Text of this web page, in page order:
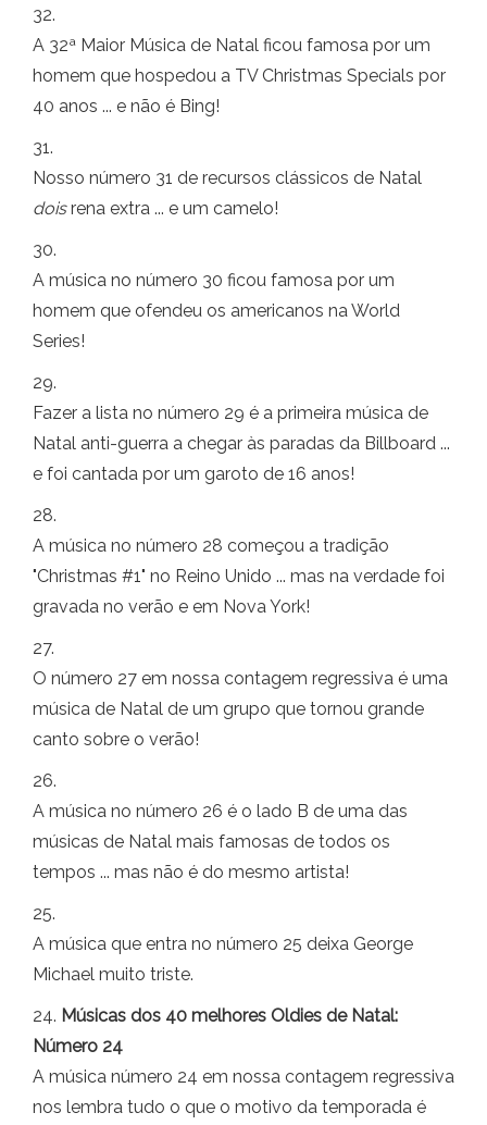
32.
A 32ª Maior Música de Natal ficou famosa por um
homem que hospedou a TV Christmas Specials por
40 anos ... e não é Bing!
31.
Nosso número 31 de recursos clássicos de Natal
doisrena extra ... e um camelo!
30.
A música no número 30 ficou famosa por um
homem que ofendeu os americanos na World
Series!
29.
Fazer a lista no número 29 é a primeira música de
Natal anti-guerra a chegar às paradas da Billboard ...
e foi cantada por um garoto de 16 anos!
28.
A música no número 28 começou a tradição
"Christmas #1" no Reino Unido ... mas na verdade foi
gravada no verão e em Nova York!
27.
O número 27 em nossa contagem regressiva é uma
música de Natal de um grupo que tornou grande
canto sobre o verão!
26.
A música no número 26 é o lado B de uma das
músicas de Natal mais famosas de todos os
tempos ... mas não é do mesmo artista!
25.
A música que entra no número 25 deixa George
Michael muito triste.
24. Músicas dos 40 melhores Oldies de Natal:
Número 24
A música número 24 em nossa contagem regressiva
nos lembra tudo o que o motivo da temporada é